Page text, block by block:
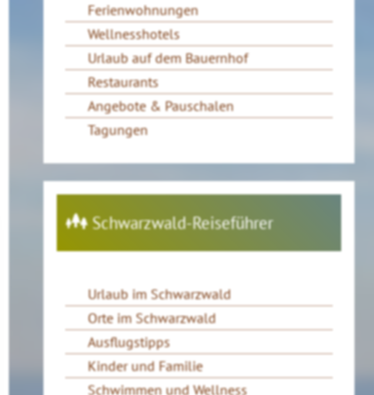
Ferienwohnungen
Wellnesshotels
Urlaub auf dem Bauernhof
Restaurants
Angebote & Pauschalen
Tagungen
Schwarzwald-Reiseführer
Urlaub im Schwarzwald
Orte im Schwarzwald
Ausflugstipps
Kinder und Familie
Schwimmen und Wellness